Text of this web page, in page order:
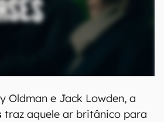
Oldman e Jack Lowden, a
traz aquele ar britânico para